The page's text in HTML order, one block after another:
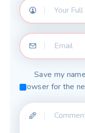
Save my
browser for the